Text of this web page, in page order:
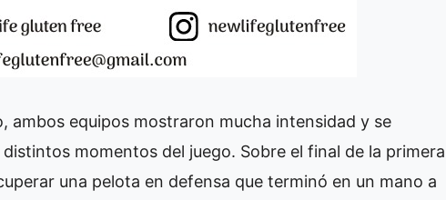
ambos equipos mostraron mucha intensidad y se
momentos del juego. Sobre el final de la primera
una pelota en defensa que terminó en un mano a